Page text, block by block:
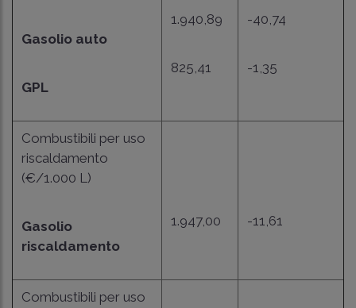
Gasolio auto
GPL
1.940,89
825,41
-40,74
-1,35
Combustibili per uso
riscaldamento
(€/1.000 L)
Gasolio
riscaldamento
1.947,00 -11,61
Combustibili per uso